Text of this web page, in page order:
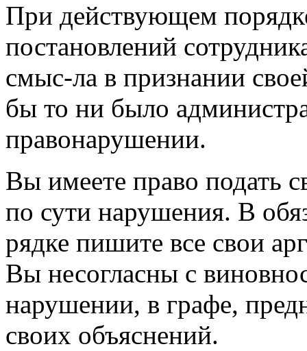
При действующем
постановлений
смыс-ла в признании
бы то ни было
правонарушении.
Вы имеете право подать
по сути нарушения. В
рядке пишите все свои
Вы несогласны с
нарушении, в графе,
своих объяснений.